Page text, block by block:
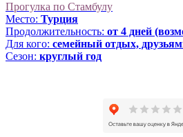
Прогулка по Стамбулу
Место: Турция
Продолжительность: от 4 дней
Для кого: семейный отдых,
Сезон: круглый год